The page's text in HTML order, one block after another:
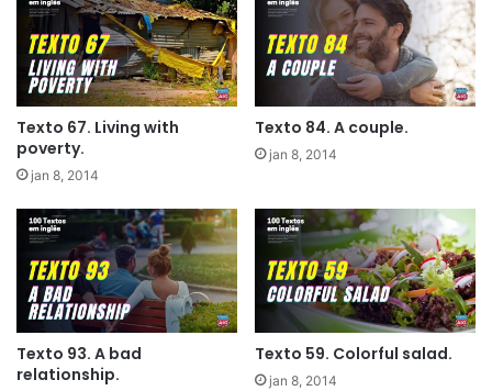
Texto 67. Living with
poverty.
jan 8, 2014
Texto 84. A couple.
jan 8, 2014
Texto 93. A bad
relationship.
Texto 59. Colorful salad.
jan 8, 2014